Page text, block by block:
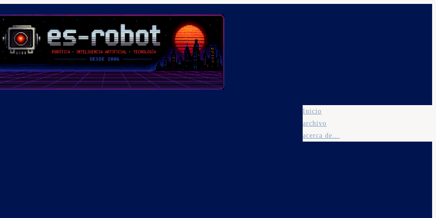
Inicio
archivo
acerca de…